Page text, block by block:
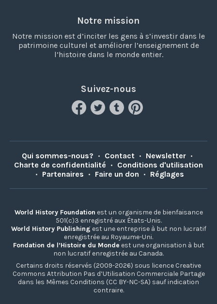
Notre mission
Notre mission est d’inciter les gens à s’investir dans le
patrimoine culturel et améliorer l’enseignement de
l’histoire dans le monde entier.
Suivez-nous
Qui sommes-nous? • Contact • Newsletter •
Charte de confidentialité • Conditions d'utilisation
• Partenaires • Faire un don • Réglages
World History Foundation est un organisme de bienfaisance
501(c)3 enregistré aux États-Unis.
World History Publishing est une entreprise à but non lucratif
enregistrée au Royaume-Uni.
Fondation de l’Histoire du Monde est une organisation à but
non lucratif enregistrée au Canada.
Certains droits réservés (2009-2026) sous licence Creative
Commons Attribution Pas d’Utilisation Commerciale Partage
dans les Mêmes Conditions (CC BY-NC-SA) sauf indication
contraire.